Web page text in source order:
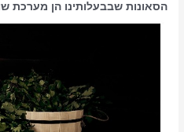
הסאונות שבבעלותינו הן מערכת